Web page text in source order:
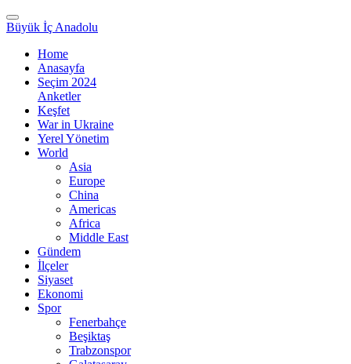
Büyük İç Anadolu
Home
Anasayfa
Seçim 2024
Anketler
Keşfet
War in Ukraine
Yerel Yönetim
World
Asia
Europe
China
Americas
Africa
Middle East
Gündem
İlçeler
Siyaset
Ekonomi
Spor
Fenerbahçe
Beşiktaş
Trabzonspor